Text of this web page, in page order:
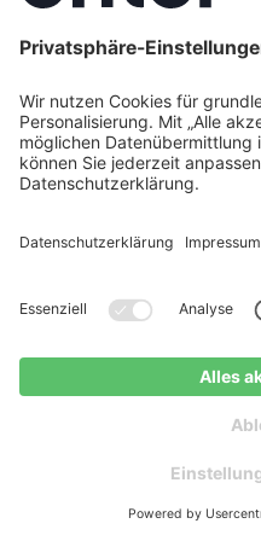
Jetzt kostenlos
Energieeffizienz-
den
–
Dabei werden auch
berücksichtigt. Mit
Sie bei Enter in besten